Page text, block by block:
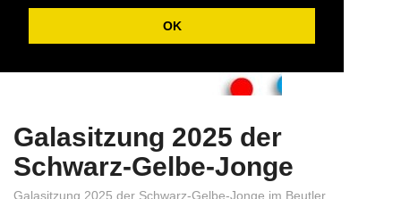
OK
Galasitzung 2025 der
Schwarz-Gelbe-Jonge
Galasitzung 2025 der Schwarz-Gelbe-Jonge im Beutler